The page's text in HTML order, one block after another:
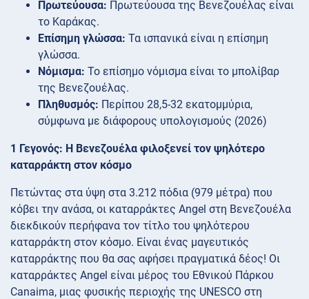
Πρωτεύουσα: Πρωτεύουσα της Βενεζουέλας είναι
το Καράκας.
Επίσημη γλώσσα: Τα ισπανικά είναι η επίσημη
γλώσσα.
Νόμισμα: Το επίσημο νόμισμα είναι το μπολίβαρ
της Βενεζουέλας.
Πληθυσμός: Περίπου 28,5-32 εκατομμύρια,
σύμφωνα με διάφορους υπολογισμούς (2026)
1 Γεγονός: Η Βενεζουέλα φιλοξενεί τον ψηλότερο
καταρράκτη στον κόσμο
Πετώντας στα ύψη στα 3.212 πόδια (979 μέτρα) που
κόβει την ανάσα, οι καταρράκτες Angel στη Βενεζουέλα
διεκδικούν περήφανα τον τίτλο του ψηλότερου
καταρράκτη στον κόσμο. Είναι ένας μαγευτικός
καταρράκτης που θα σας αφήσει πραγματικά δέος! Οι
καταρράκτες Angel είναι μέρος του Εθνικού Πάρκου
Canaima, μιας φυσικής περιοχής της UNESCO στη